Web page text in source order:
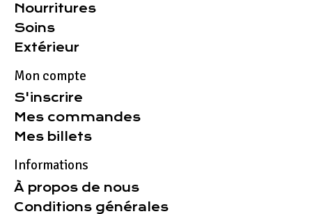
Nourritures
Soins
Extérieur
Mon compte
S'inscrire
Mes commandes
Mes billets
Informations
À propos de nous
Conditions générales